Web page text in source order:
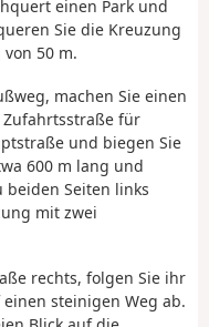
einen Park und
Sie die Kreuzung
50 m.
machen Sie einen
für
und biegen Sie
600 m lang und
beiden Seiten links
mit zwei
rechts, folgen Sie ihr
steinigen Weg ab.